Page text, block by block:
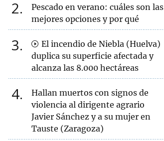
2
Pescado en verano: cuáles son las
mejores opciones y por qué
3
El incendio de Niebla (Huelva)
duplica su superficie afectada y
alcanza las 8.000 hectáreas
4
Hallan muertos con signos de
violencia al dirigente agrario
Javier Sánchez y a su mujer en
Tauste (Zaragoza)